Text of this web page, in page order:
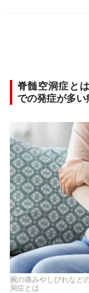
脊髄空洞症と
での発症が多い
腕の痛みやしびれなど
洞症とは